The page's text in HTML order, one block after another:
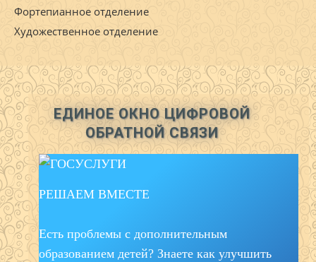
Фортепианное отделение
Художественное отделение
ЕДИНОЕ ОКНО ЦИФРОВОЙ
ОБРАТНОЙ СВЯЗИ
РЕШАЕМ ВМЕСТЕ
Есть проблемы с дополнительным
образованием детей? Знаете как улучшить